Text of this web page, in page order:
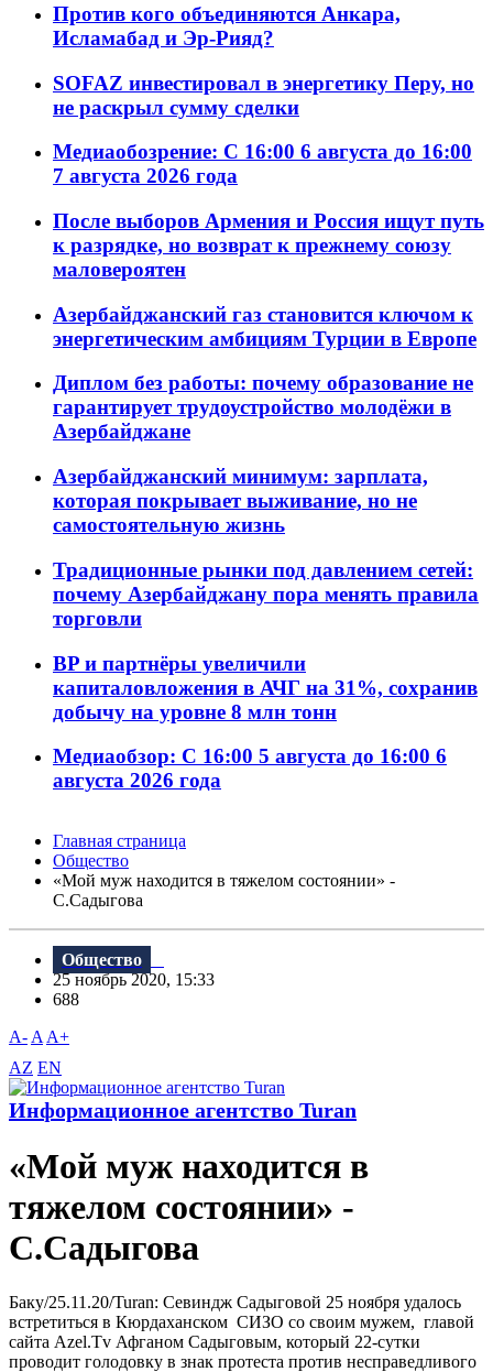
Против кого объединяются Анкара,
Исламабад и Эр-Рияд?
SOFAZ инвестировал в энергетику Перу, но
не раскрыл сумму сделки
Медиаобозрение: С 16:00 6 августа до 16:00
7 августа 2026 года
После выборов Армения и Россия ищут путь
к разрядке, но возврат к прежнему союзу
маловероятен
Азербайджанский газ становится ключом к
энергетическим амбициям Турции в Европе
Диплом без работы: почему образование не
гарантирует трудоустройство молодёжи в
Азербайджане
Азербайджанский минимум: зарплата,
которая покрывает выживание, но не
самостоятельную жизнь
Традиционные рынки под давлением сетей:
почему Азербайджану пора менять правила
торговли
BP и партнёры увеличили
капиталовложения в АЧГ на 31%, сохранив
добычу на уровне 8 млн тонн
Медиаобзор: С 16:00 5 августа до 16:00 6
августа 2026 года
Главная страница
Общество
«Мой муж находится в тяжелом состоянии» -
С.Садыгова
Общество
25 ноябрь 2020, 15:33
688
A- A A+
AZ EN
Информационное агентство Turan
«Мой муж находится в
тяжелом состоянии» -
С.Садыгова
Баку/25.11.20/Turan: Севиндж Садыговой 25 ноября удалось
встретиться в Кюрдаханском СИЗО со своим мужем, главой
сайта Azel.Tv Афганом Садыговым, который 22-сутки
проводит голодовку в знак протеста против несправедливого